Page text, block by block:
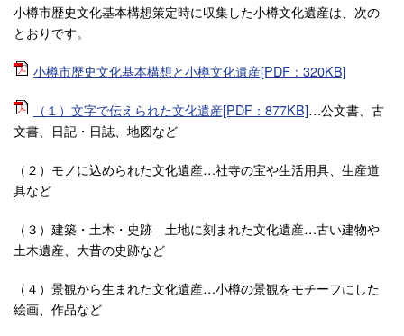
小樽市歴史文化基本構想策定時に収集した小樽文化遺産は、次の
とおりです。
小樽市歴史文化基本構想と小樽文化遺産[PDF：320KB]
（１）文字で伝えられた文化遺産[PDF：877KB]…公文書、古
文書、日記・日誌、地図など
（２）モノに込められた文化遺産…社寺の宝や生活用具、生産道
具など
（３）建築・土木・史跡 土地に刻まれた文化遺産…古い建物や
土木遺産、大昔の史跡など
（４）景観から生まれた文化遺産…小樽の景観をモチーフにした
絵画、作品など